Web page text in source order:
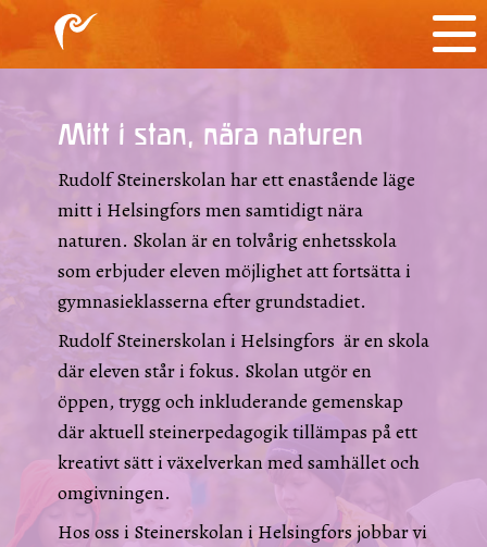
Mitt i stan, nära naturen
Rudolf Steinerskolan har ett enastående läge
mitt i Helsingfors men samtidigt nära
naturen. Skolan är en tolvårig enhetsskola
som erbjuder eleven möjlighet att fortsätta i
gymnasieklasserna efter grundstadiet.
Rudolf Steinerskolan i Helsingfors är en skola
där eleven står i fokus. Skolan utgör en
öppen, trygg och inkluderande gemenskap
där aktuell steinerpedagogik tillämpas på ett
kreativt sätt i växelverkan med samhället och
omgivningen.
Hos oss i Steinerskolan i Helsingfors jobbar vi